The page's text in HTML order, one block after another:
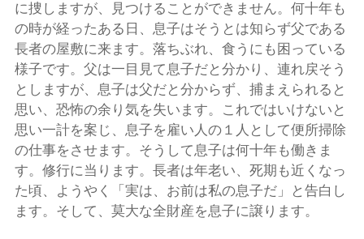
に捜しますが、見つけることができません。何十年も
の時が経ったある日、息子はそうとは知らず父である
長者の屋敷に来ます。落ちぶれ、食うにも困っている
様子です。父は一目見て息子だと分かり、連れ戻そう
としますが、息子は父だと分からず、捕まえられると
思い、恐怖の余り気を失います。これではいけないと
思い一計を案じ、息子を雇い人の１人として便所掃除
の仕事をさせます。そうして息子は何十年も働きま
す。修行に当ります。長者は年老い、死期も近くなっ
た頃、ようやく「実は、お前は私の息子だ」と告白し
ます。そして、莫大な全財産を息子に譲ります。